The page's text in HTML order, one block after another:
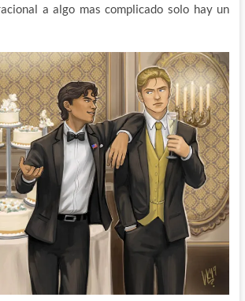
a algo mas complicado solo hay un